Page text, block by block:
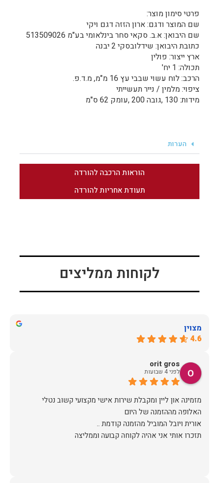
פרטי סימון מוצר:
שם המוצר ודגם: ארון הזזה דגם ויקי
שם היבואן: א.ב. סקאי סחר בינלאומי בע"מ 513509026
כתובת היבואן: שידלובסקי 2 יבנה
ארץ ייצור: פולין
תכולה: 1 יח'
הרכב: לוח עשוי שבבי עץ 16 מ"מ, מ.ד.פ.
ציפוי: מלמין / נייר תעשייתי
מידות: 130 ,גובה 200 ,עומק 62 ס"מ
הערות
הוראות הרכבה להורדה
תעודת אחריות להורדה
לקוחות ממליצים
מצוין
4.6
orit gros
לפני 4 שבועות
מזמינה און ליין ומקבלת שירות אישי מקצועי קשוב נטלי
תזכרו אותי אני אהיה לקוחה קבועה וממליצה